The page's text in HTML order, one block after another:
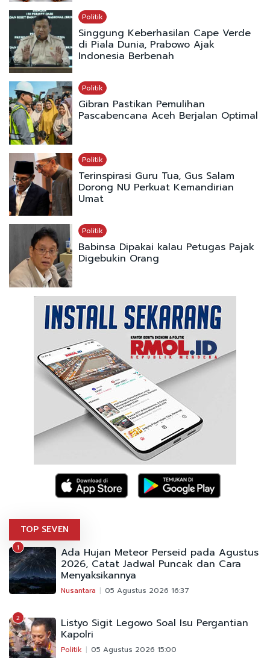
Politik
Singgung Keberhasilan Cape Verde
di Piala Dunia, Prabowo Ajak
Indonesia Berbenah
Politik
Gibran Pastikan Pemulihan
Pascabencana Aceh Berjalan Optimal
Politik
Terinspirasi Guru Tua, Gus Salam
Dorong NU Perkuat Kemandirian
Umat
Politik
Babinsa Dipakai kalau Petugas Pajak
Digebukin Orang
TOP SEVEN
1 Ada Hujan Meteor Perseid pada Agustus
2026, Catat Jadwal Puncak dan Cara
Menyaksikannya
Nusantara 05 Agustus 2026 16:37
2 Listyo Sigit Legowo Soal Isu Pergantian
Kapolri
Politik 05 Agustus 2026 15:00